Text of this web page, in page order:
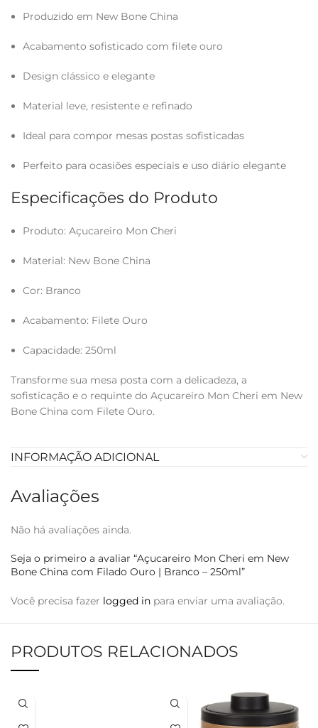
Produzido em New Bone China
Acabamento sofisticado com filete ouro
Design clássico e elegante
Material leve, resistente e refinado
Ideal para compor mesas postas sofisticadas
Perfeito para ocasiões especiais e uso diário elegante
Especificações do Produto
Produto: Açucareiro Mon Cheri
Material: New Bone China
Cor: Branco
Acabamento: Filete Ouro
Capacidade: 250ml
Transforme sua mesa posta com a delicadeza, a
sofisticação e o requinte do Açucareiro Mon Cheri em New
Bone China com Filete Ouro.
INFORMAÇÃO ADICIONAL
Avaliações
Não há avaliações ainda.
Seja o primeiro a avaliar “Açucareiro Mon Cheri em New
Bone China com Filado Ouro | Branco – 250ml”
Você precisa fazer logged in para enviar uma avaliação.
PRODUTOS RELACIONADOS